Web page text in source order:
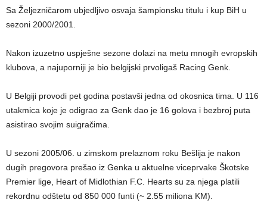
Sa Željezničarom ubjedljivo osvaja šampionsku titulu i kup BiH u
sezoni 2000/2001.
Nakon izuzetno uspješne sezone dolazi na metu mnogih evropskih
klubova, a najuporniji je bio belgijski prvoligaš Racing Genk.
U Belgiji provodi pet godina postavši jedna od okosnica tima. U 116
utakmica koje je odigrao za Genk dao je 16 golova i bezbroj puta
asistirao svojim suigračima.
U sezoni 2005/06. u zimskom prelaznom roku Bešlija je nakon
dugih pregovora prešao iz Genka u aktuelne viceprvake Škotske
Premier lige, Heart of Midlothian F.C. Hearts su za njega platili
rekordnu odštetu od 850 000 funti (~ 2.55 miliona KM).